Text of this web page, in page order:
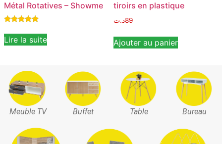
Métal Rotatives – Showme
5.00
sur 5
Lire la suite
tiroirs en plastique
89د.ت
Ajouter au panier
Meuble TV Buffet Table Bureau